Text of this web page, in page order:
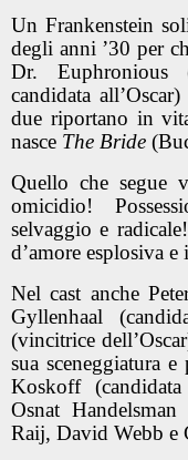
Un Frankenstein
degli anni ’30 per
Dr. Euphronious
candidata
due riportano in
nasce The Bride
Quello che segue
omicidio!
selvaggio e
d’amore esplosiva
Nel cast anche
Gyllenhaal
(vincitrice
sua sceneggiatura
Koskoff
Osnat
Raij, David Webb